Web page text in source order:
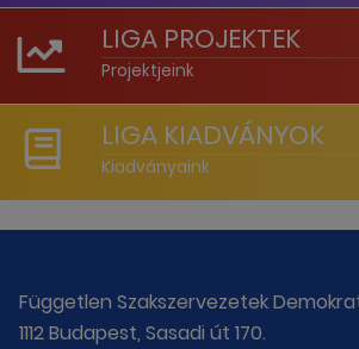
LIGA PROJEKTEK
Projektjeink
LIGA KIADVÁNYOK
Kiadványaink
Független Szakszervezetek
1112 Budapest, Sasadi út 170.